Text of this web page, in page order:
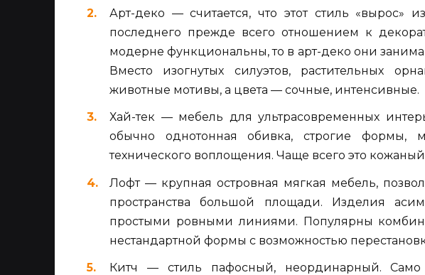
Арт-деко — считается, что этот стиль «вырос»
последнего прежде всего отношением к
модерне функциональны, то в арт-деко они
Вместо изогнутых силуэтов, растительных
животные мотивы, а цвета — сочные, интенсивные.
Хай-тек — мебель для ультрасовременных
обычно однотонная обивка, строгие формы,
технического воплощения. Чаще всего это
Лофт — крупная островная мягкая мебель,
пространства большой площади. Изделия
простыми ровными линиями. Популярны
нестандартной формы с возможностью
Китч — стиль пафосный, неординарный. Само